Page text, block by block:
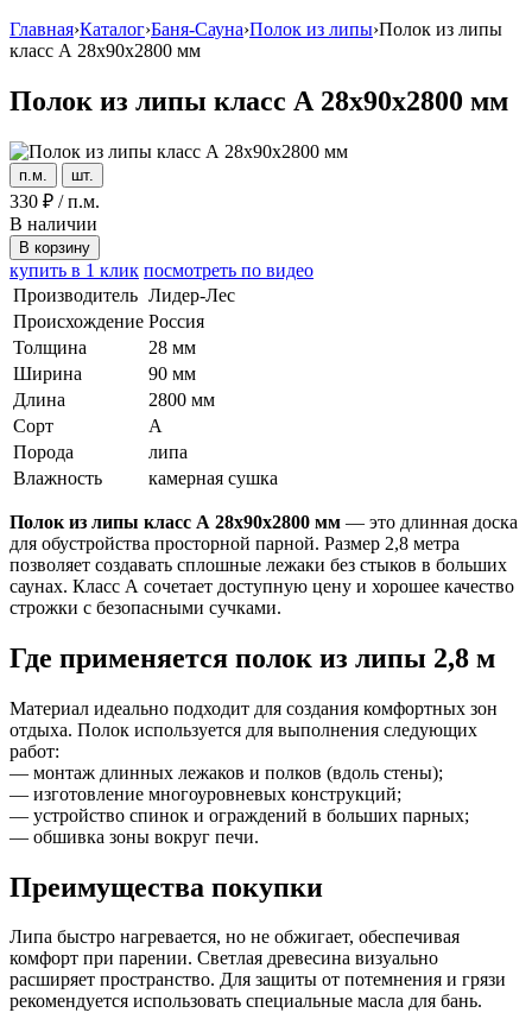
Главная›Каталог›Баня-Сауна›Полок из липы›Полок из липы
класс А 28x90x2800 мм
Полок из липы класс А 28x90x2800 мм
п.м. шт.
330 ₽ /п.м.
В наличии
В корзину
купить в 1 клик посмотреть по видео
Производитель Лидер-Лес
Происхождение Россия
Толщина
28 мм
Ширина
90 мм
Длина
2800 мм
Сорт
А
Порода
липа
Влажность
камерная сушка
Полок из липы класс А 28x90x2800 мм — это длинная доска
для обустройства просторной парной. Размер 2,8 метра
позволяет создавать сплошные лежаки без стыков в больших
саунах. Класс А сочетает доступную цену и хорошее качество
строжки с безопасными сучками.
Где применяется полок из липы 2,8 м
Материал идеально подходит для создания комфортных зон
отдыха. Полок используется для выполнения следующих
работ:
— монтаж длинных лежаков и полков (вдоль стены);
— изготовление многоуровневых конструкций;
— устройство спинок и ограждений в больших парных;
— обшивка зоны вокруг печи.
Преимущества покупки
Липа быстро нагревается, но не обжигает, обеспечивая
комфорт при парении. Светлая древесина визуально
расширяет пространство. Для защиты от потемнения и грязи
рекомендуется использовать специальные масла для бань.